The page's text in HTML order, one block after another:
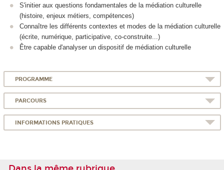
S'initier aux questions fondamentales de la médiation culturelle
(histoire, enjeux métiers, compétences)
Connaître les différents contextes et modes de la médiation culturelle
(écrite, numérique, participative, co-construite...)
Être capable d'analyser un dispositif de médiation culturelle
PROGRAMME
PARCOURS
INFORMATIONS PRATIQUES